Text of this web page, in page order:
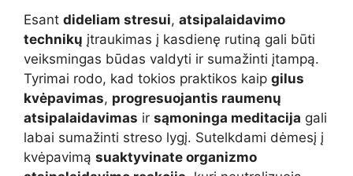
Esant dideliam stresui, atsipalaidavimo
technikų įtraukimas į kasdienę rutiną gali būti
veiksmingas būdas valdyti ir sumažinti įtampą.
Tyrimai rodo, kad tokios praktikos kaip gilus
kvėpavimas, progresuojantis raumenų
atsipalaidavimas ir sąmoninga meditacija gali
labai sumažinti streso lygį. Sutelkdami dėmesį į
kvėpavimą suaktyvinate organizmo